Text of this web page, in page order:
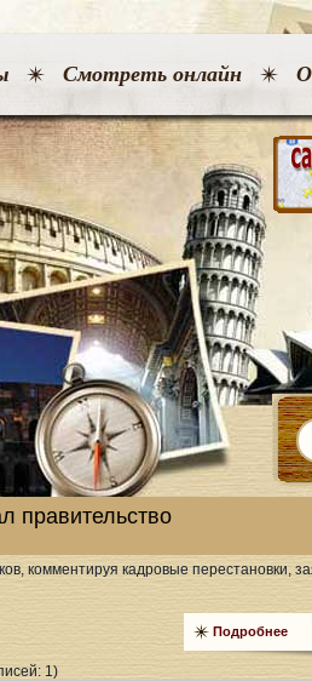
Смотреть онлайн
правительство
комментируя кадровые перестановки,
Подробнее
1)